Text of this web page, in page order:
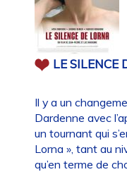
LE SILENCE
Il y a un
Dardenne avec
un tournant qui
Lorna », tant au
qu’en terme de